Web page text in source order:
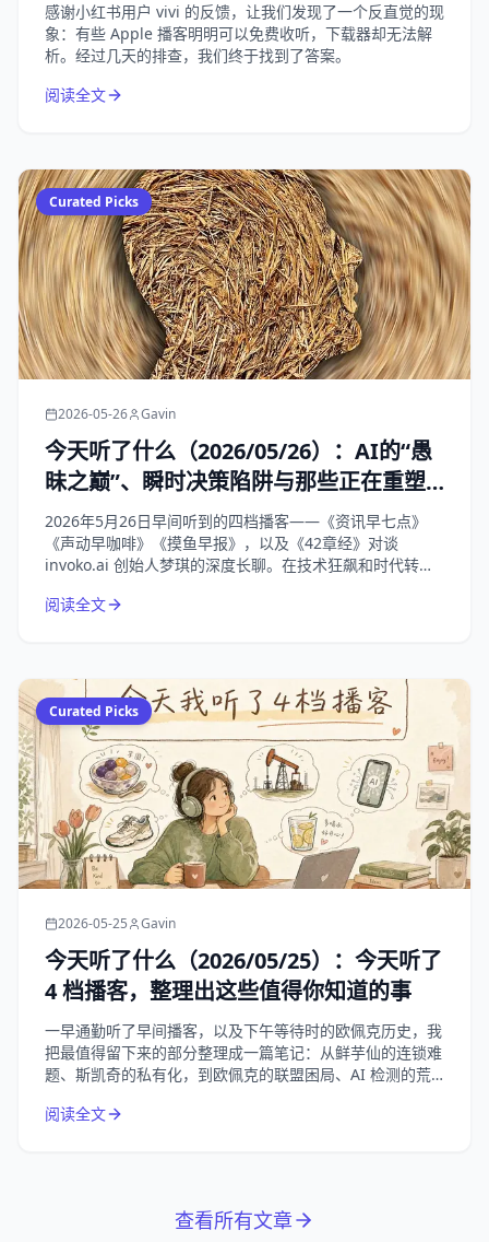
感谢小红书用户 vivi 的反馈，让我们发现了一个反直觉的现
象：有些 Apple 播客明明可以免费收听，下载器却无法解
析。经过几天的排查，我们终于找到了答案。
阅读全文
Curated Picks
2026-05-26 Gavin
今天听了什么（2026/05/26）：AI的“愚
昧之巅”、瞬时决策陷阱与那些正在重塑
我们生活的商业变局
2026年5月26日早间听到的四档播客——《资讯早七点》
《声动早咖啡》《摸鱼早报》，以及《42章经》对谈
invoko.ai 创始人梦琪的深度长聊。在技术狂飙和时代转折
阅读全文
Curated Picks
2026-05-25 Gavin
今天听了什么（2026/05/25）：今天听了
4 档播客，整理出这些值得你知道的事
一早通勤听了早间播客，以及下午等待时的欧佩克历史，我
把最值得留下来的部分整理成一篇笔记：从鲜芋仙的连锁难
题、斯凯奇的私有化，到欧佩克的联盟困局、AI 检测的荒
阅读全文
查看所有文章